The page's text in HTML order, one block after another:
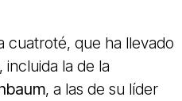
cuatroté, que ha llevado
incluida la de la
, a las de su líder